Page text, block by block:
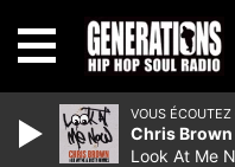
VOUS ÉCOUTEZ
Chris Brown
Look At Me